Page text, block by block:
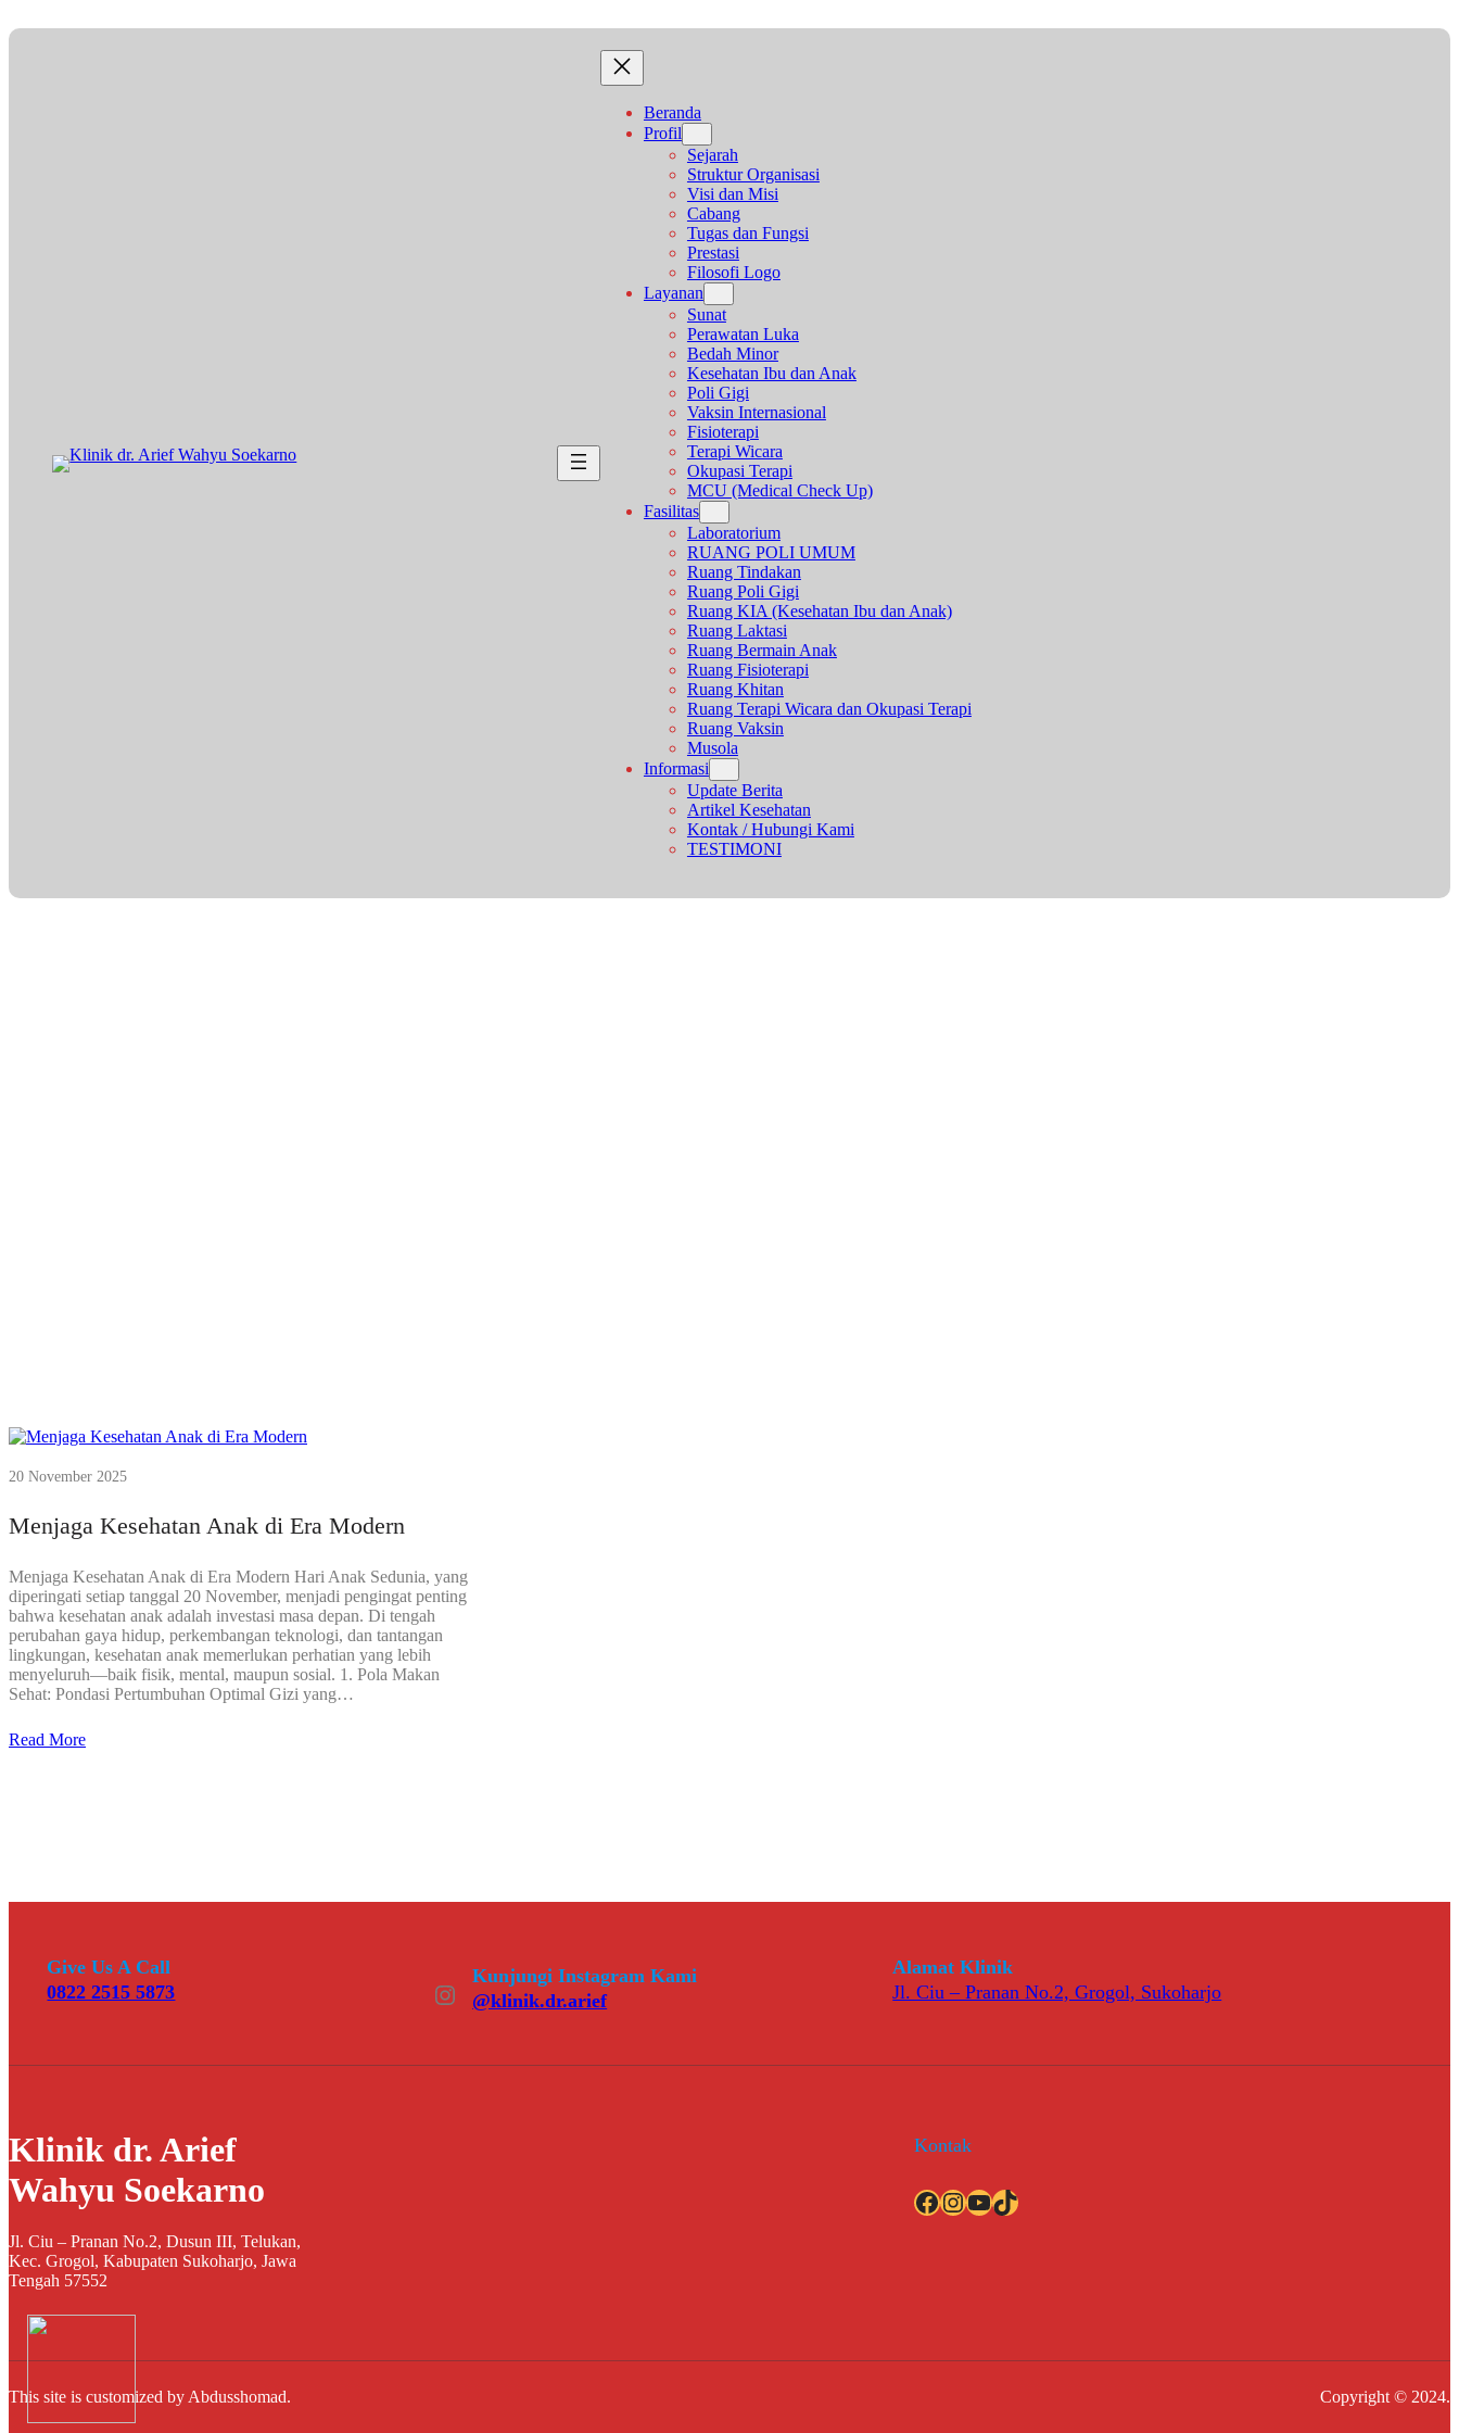
ke
Beranda
Profil
Sejarah
Struktur Organisasi
Visi dan Misi
Cabang
Tugas dan Fungsi
Prestasi
Filosofi Logo
Layanan
Sunat
Perawatan Luka
Bedah Minor
Kesehatan Ibu dan Anak
Poli Gigi
Vaksin Internasional
Fisioterapi
Terapi Wicara
Okupasi Terapi
MCU (Medical Check Up)
Fasilitas
Laboratorium
RUANG POLI UMUM
Ruang Tindakan
Ruang Poli Gigi
Ruang KIA (Kesehatan Ibu dan Anak)
Ruang Laktasi
Ruang Bermain Anak
Ruang Fisioterapi
Ruang Khitan
Ruang Terapi Wicara dan Okupasi Terapi
Ruang Vaksin
Musola
Informasi
Update Berita
Artikel Kesehatan
Kontak / Hubungi Kami
TESTIMONI
20 November 2025
Menjaga Kesehatan Anak di Era Modern
Menjaga Kesehatan Anak di Era Modern Hari Anak Sedunia, yang
diperingati setiap tanggal 20 November, menjadi pengingat penting
bahwa kesehatan anak adalah investasi masa depan. Di tengah
perubahan gaya hidup, perkembangan teknologi, dan tantangan
lingkungan, kesehatan anak memerlukan perhatian yang lebih
menyeluruh—baik fisik, mental, maupun sosial. 1. Pola Makan
Sehat: Pondasi Pertumbuhan Optimal Gizi yang…
Read More
Give Us A Call
0822 2515 5873
Instagram
Kunjungi Instagram Kami
@klinik.dr.arief
Alamat Klinik
Jl. Ciu – Pranan No.2, Grogol, Sukoharjo
Klinik dr. Arief
Wahyu Soekarno
Jl. Ciu – Pranan No.2, Dusun III, Telukan,
Kec. Grogol, Kabupaten Sukoharjo, Jawa
Tengah 57552
Kontak
Facebook InstagramYouTube TikTok
This site is customized by Abdusshomad. Copyright © 2024.